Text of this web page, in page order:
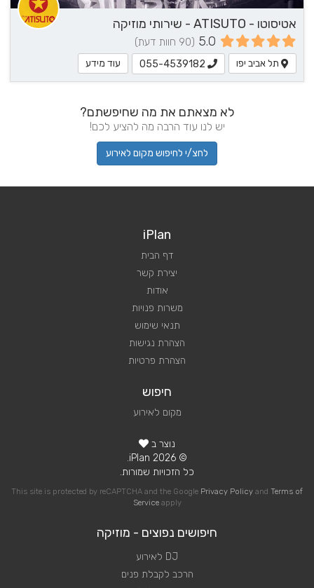
אטיסוטו - ATISUTO - שירותי מוזיקה
5.0 (90 חוות דעת)
תל אביב יפו 055-4539182 עוד מידע
לא מצאתם את מה שחיפשתם?
יש לנו עוד הרבה מה להציע לכם!
לחצ/י לחיפוש מקום לאירוע
iPlan
דף הבית
יצירת קשר
אודות
משרות פנויות
תנאי שימוש
הצהרת נגישות
הצהרת פרטיות
חיפוש
מקום לאירוע
נוצר ב
© 2026 iPlan.
כל הזכויות שמורות.
This site is protected by reCAPTCHA and the Google Privacy Policy and Terms of
Serviceapply
חיפושים נפוצים - מוזיקה
DJ לאירוע
הרכב לקבלת פנים